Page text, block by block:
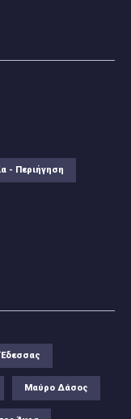
- Περιήγηση
Μαύρο Δάσος